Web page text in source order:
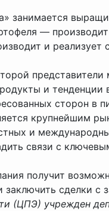
занимается
—
и реализует
и тенденции
сторон в
крупнейшим
и
связи с
получит
заключить сделки с
(ЦПЭ) учрежден